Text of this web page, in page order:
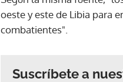
oeste y este de Libia para
combatientes".
Suscríbete a